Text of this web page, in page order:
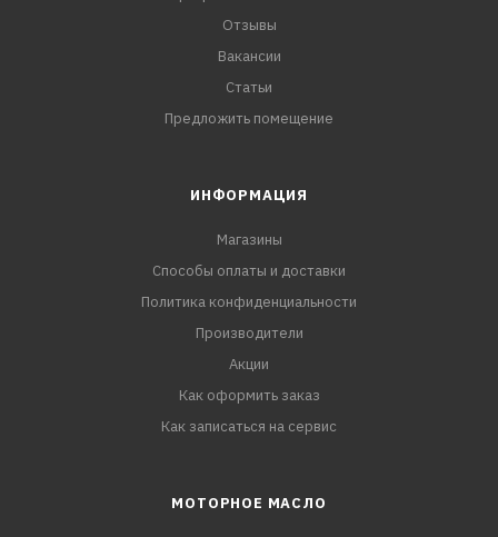
Отзывы
Вакансии
Статьи
Предложить помещение
ИНФОРМАЦИЯ
Магазины
Способы оплаты и доставки
Политика конфиденциальности
Производители
Акции
Как оформить заказ
Как записаться на сервис
МОТОРНОЕ МАСЛО